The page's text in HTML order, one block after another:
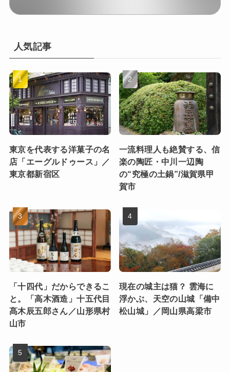
人気記事
東京を代表する洋菓子の名
店「エーグルドゥース」／
東京都新宿区
一流料理人も絶賛する、信
楽の陶匠・中川一辺陶
の“究極の土鍋”/滋賀県甲
賀市
「十四代」だからできるこ
と。「高木酒造」十五代目
髙木辰五郎さん／山形県村
山市
現在の城主は猫？ 雲海に
浮かぶ、天空の山城「備中
松山城」／岡山県高梁市